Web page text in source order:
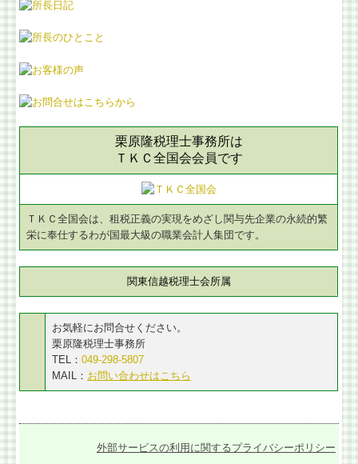
栗原隆税理士事務所は
ＴＫＣ全国会会員です
ＴＫＣ全国会は、租税正義の実現をめざし関与先企業の永続的繁
栄に奉仕するわが国最大級の職業会計人集団です。
関東信越税理士会所属
お気軽にお問合せください。
栗原隆税理士事務所
TEL：049-298-5807
MAIL： お問い合わせはこちら
外部サービスの利用に関するプライバシーポリシー